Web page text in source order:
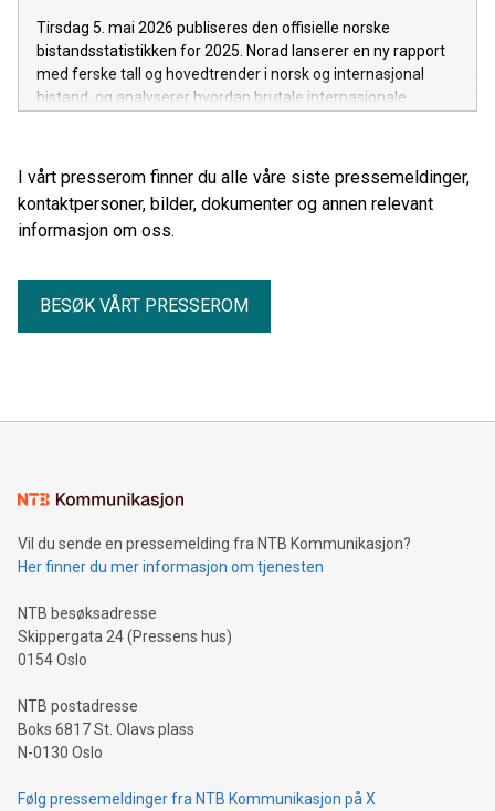
Tirsdag 5. mai 2026 publiseres den offisielle norske
bistandsstatistikken for 2025. Norad lanserer en ny rapport
med ferske tall og hovedtrender i norsk og internasjonal
bistand, og analyserer hvordan brutale internasjonale
I vårt presserom finner du alle våre siste pressemeldinger,
kontaktpersoner, bilder, dokumenter og annen relevant
informasjon om oss.
BESØK VÅRT PRESSEROM
Vil du sende en pressemelding fra NTB Kommunikasjon?
Her finner du mer informasjon om tjenesten
NTB besøksadresse
Skippergata 24 (Pressens hus)
0154 Oslo
NTB postadresse
Boks 6817 St. Olavs plass
N-0130 Oslo
Følg pressemeldinger fra NTB Kommunikasjon på X